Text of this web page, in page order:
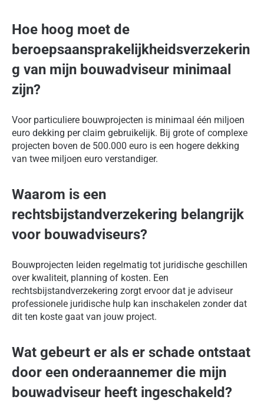
Hoe hoog moet de
beroepsaansprakelijkheidsverzekerin
g van mijn bouwadviseur minimaal
zijn?
Voor particuliere bouwprojecten is minimaal één miljoen
euro dekking per claim gebruikelijk. Bij grote of complexe
projecten boven de 500.000 euro is een hogere dekking
van twee miljoen euro verstandiger.
Waarom is een
rechtsbijstandverzekering belangrijk
voor bouwadviseurs?
Bouwprojecten leiden regelmatig tot juridische geschillen
over kwaliteit, planning of kosten. Een
rechtsbijstandverzekering zorgt ervoor dat je adviseur
professionele juridische hulp kan inschakelen zonder dat
dit ten koste gaat van jouw project.
Wat gebeurt er als er schade ontstaat
door een onderaannemer die mijn
bouwadviseur heeft ingeschakeld?